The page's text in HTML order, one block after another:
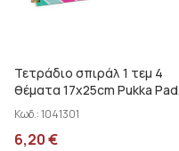
Τετράδιο σπιράλ 1 τεμ 4
θέματα 17x25cm Pukka Pad
9032-CD
Κωδ.:1041301
6,20€